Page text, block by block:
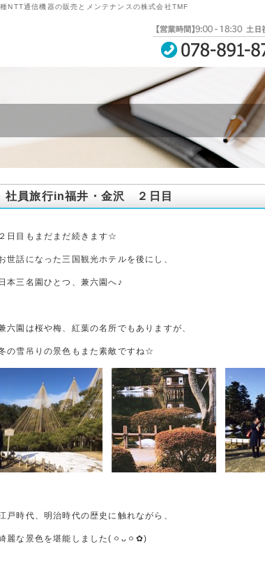
通信機器の販売とメンテナンスの株式会社TMF
社員旅行in福井・金沢 ２日目
２日目もまだまだ続きます☆
世話になった三国観光ホテルを後にし、
日本三名園ひとつ、兼六園へ♪
六園は桜や梅、紅葉の名所でもありますが、
の雪吊りの景色もまた素敵ですね☆
戸時代、明治時代の歴史に触れながら、
麗な景色を堪能しました(ㆁᴗㆁ✿)